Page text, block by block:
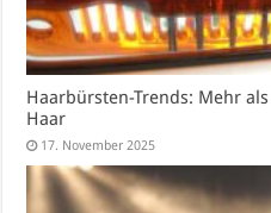
Haarbürsten-Trends: Mehr
Haar
17. November 2025